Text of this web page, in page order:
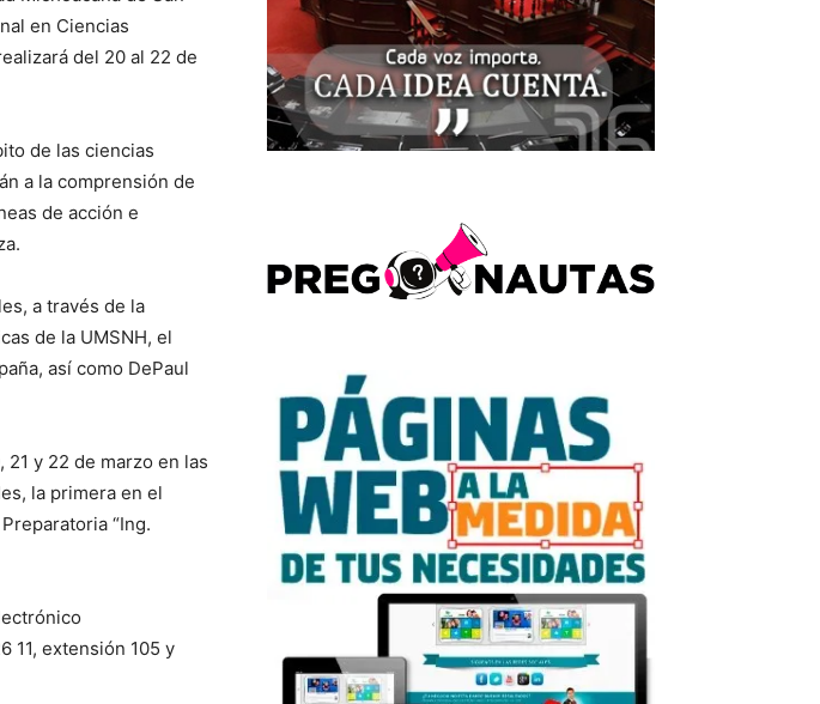
en Ciencias
del 20 al 22 de
de las ciencias
a la comprensión de
de acción e
a través de la
de la UMSNH, el
así como DePaul
y 22 de marzo en las
la primera en el
“Ing.
11, extensión 105 y